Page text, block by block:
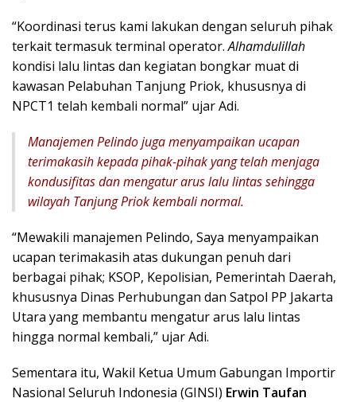
“Koordinasi terus kami lakukan dengan seluruh pihak
terkait termasuk terminal operator.Alhamdulillah
kondisi lalu lintas dan kegiatan bongkar muat di
kawasan Pelabuhan Tanjung Priok, khususnya di
NPCT1 telah kembali normal” ujar Adi.
Manajemen Pelindo juga menyampaikan ucapan
terimakasih kepada pihak-pihak yang telah menjaga
kondusifitas dan mengatur arus lalu lintas sehingga
wilayah Tanjung Priok kembali normal.
“Mewakili manajemen Pelindo, Saya menyampaikan
ucapan terimakasih atas dukungan penuh dari
berbagai pihak; KSOP, Kepolisian, Pemerintah Daerah,
khususnya Dinas Perhubungan dan Satpol PP Jakarta
Utara yang membantu mengatur arus lalu lintas
hingga normal kembali,” ujar Adi.
Sementara itu, Wakil Ketua Umum Gabungan Importir
Nasional Seluruh Indonesia (GINSI) Erwin Taufan